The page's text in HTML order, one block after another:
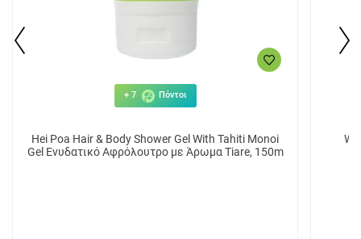
+ 7 Πόντοι
Hei Poa Hair & Body Shower Gel With Tahiti Monoi
Gel Ενυδατικό Αφρόλουτρο με Άρωμα Τiare, 150m